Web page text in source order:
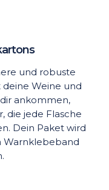
und robuste
deine Weine und
ankommen,
die jede Flasche
Dein Paket wird
Warnklebeband